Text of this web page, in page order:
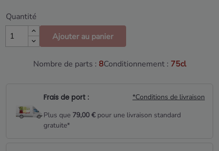
Quantité
Ajouter au panier
Nombre de parts : 8Conditionnement : 75cl
Frais de port :
*Conditions de livraison
Plus que 79,00 €pour une livraison standard
gratuite*